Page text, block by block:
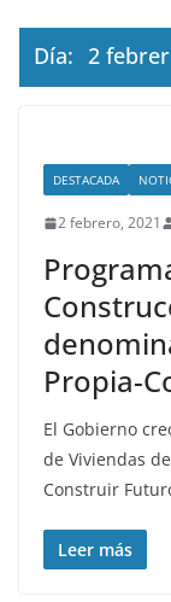
Día: 2
DESTACADA
2 febrero, 2021
Propia-
El Gobierno
de Viviendas
Construir
Leer más